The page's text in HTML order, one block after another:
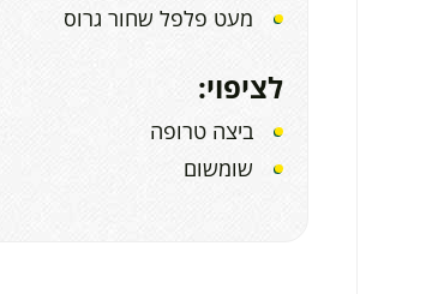
מעט פלפל שחור גרוס
לציפוי:
ביצה טרופה
שומשום